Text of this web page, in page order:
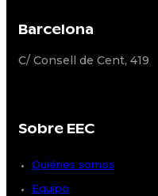
Barcelona
C/ Consell de Cent, 419
Sobre EEC
Quiénes somos
Equipo